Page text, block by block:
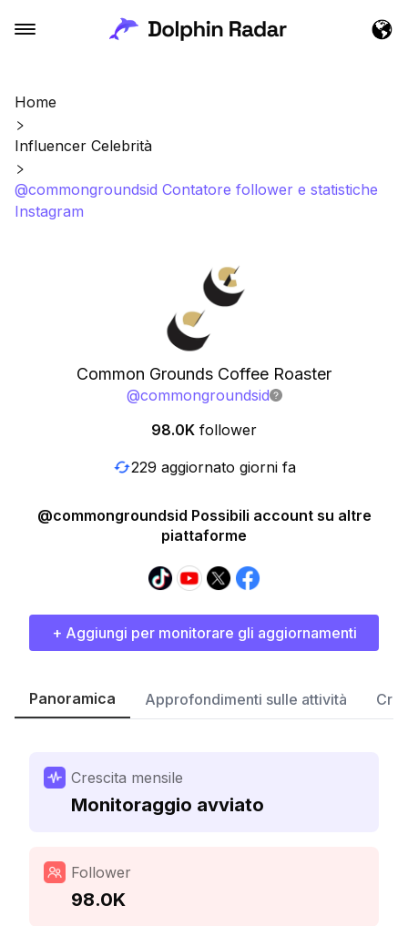
Home
Influencer Celebrità
@commongroundsid Contatore follower e statistiche
Instagram
Common Grounds Coffee Roaster
@commongroundsid
98.0K follower
229 aggiornato giorni fa
@commongroundsid Possibili account su altre
piattaforme
+ Aggiungi per monitorare gli aggiornamenti
Panoramica Approfondimenti sulle attività
Crescita mensile
Monitoraggio avviato
Follower
98.0K